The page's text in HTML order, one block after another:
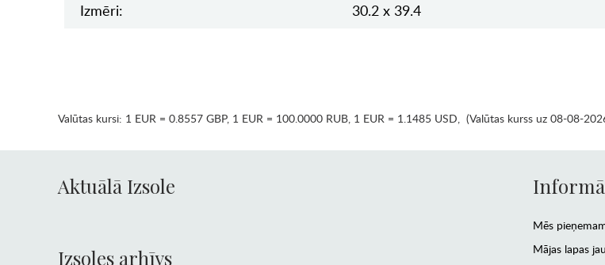
Izmēri:
30.2 x 39.4
Valūtas kursi: 1 EUR = 0.8557 GBP, 1 EUR = 100.0000 RUB, 1 EUR = 1.1485 USD, (Valūtas kurss uz 08-08-
Aktuālā Izsole
Izsoles arhīvs
Mēs
Mājas lapas